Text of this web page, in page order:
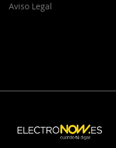
Aviso Legal